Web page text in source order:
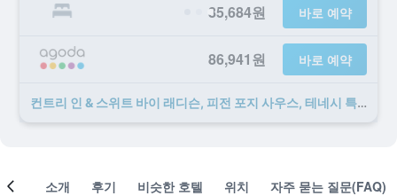
85,684원 바로 예약
86,941원 바로 예약
컨트리 인 & 스위트 바이 래디슨, 피전 포지 사우스, 테네시 ​특가 ​상품 35개 ​더 ​보기
객실 소개 후기 비슷한 호텔 위치 자주 묻는 질문(FAQ)